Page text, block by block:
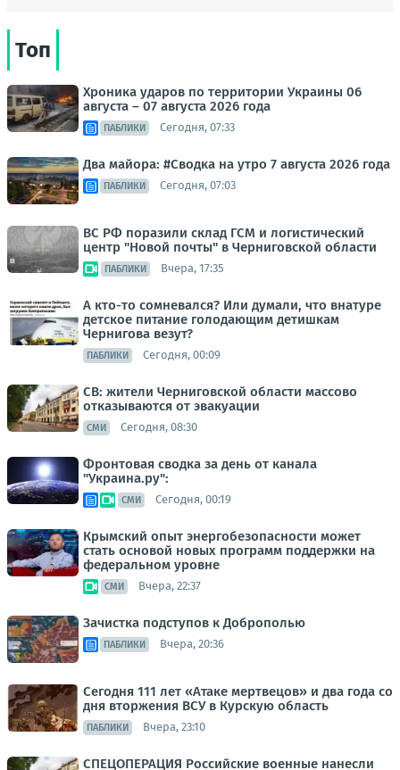
Топ
Хроника ударов по территории Украины 06
августа – 07 августа 2026 года
ПАБЛИКИ Сегодня, 07:33
Два майора: #Сводка на утро 7 августа 2026 года
ПАБЛИКИ Сегодня, 07:03
ВС РФ поразили склад ГСМ и логистический
центр "Новой почты" в Черниговской области
ПАБЛИКИ Вчера, 17:35
А кто-то сомневался? Или думали, что внатуре
детское питание голодающим детишкам
Чернигова везут?
ПАБЛИКИ Сегодня, 00:09
СВ: жители Черниговской области массово
отказываются от эвакуации
СМИ Сегодня, 08:30
Фронтовая сводка за день от канала
"Украина.ру":
СМИ Сегодня, 00:19
Крымский опыт энергобезопасности может
стать основой новых программ поддержки на
федеральном уровне
СМИ Вчера, 22:37
Зачистка подступов к Доброполью
ПАБЛИКИ Вчера, 20:36
Сегодня 111 лет «Атаке мертвецов» и два года со
дня вторжения ВСУ в Курскую область
ПАБЛИКИ Вчера, 23:10
СПЕЦОПЕРАЦИЯ Российские военные нанесли